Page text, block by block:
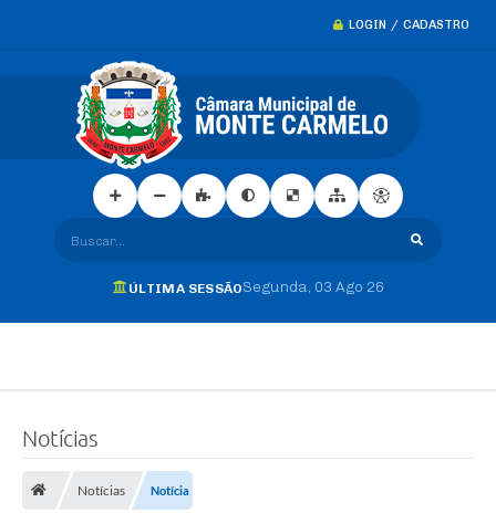
LOGIN / CADASTRO
Buscar...
ÚLTIMA SESSÃOSegunda 03 Ago 26
Notícias
Notícias Notícia